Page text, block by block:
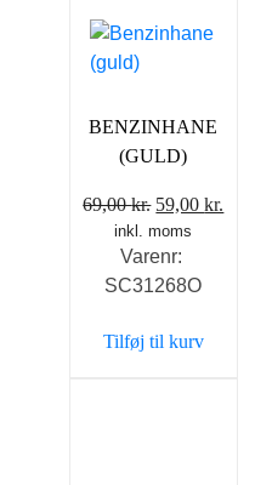
BENZINHANE
(GULD)
69,00kr. Den
oprindelige
pris
var:
59,00kr.
inkl. moms
Varenr:
SC31268O
Tilføj til kurv